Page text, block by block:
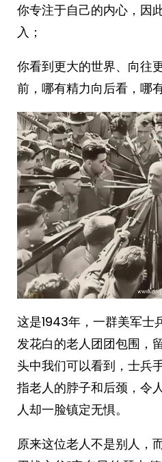
你专注于自己的内心，因
入；
你看到更大的世界、向往
前，哪有精力向后看，哪
这是1943年，一群美军士
发花白的老人团团包围，
头中我们可以看到，士兵
指老人的脖子和后颈，令
人却一脸镇定无惧。
原来这位老人不是别人，